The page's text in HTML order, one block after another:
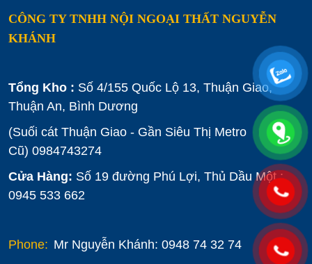
CÔNG TY TNHH NỘI NGOẠI THẤT NGUYỄN
KHÁNH
Tổng Kho : Số 4/155 Quốc Lộ 13, Thuận Giao,
Thuận An, Bình Dương
(Suối cát Thuận Giao - Gần Siêu Thị Metro
Cũ) 0984743274
Cửa Hàng: Số 19 đường Phú Lợi, Thủ Dầu Một :
0945 533 662
Phone: Mr Nguyễn Khánh: 0948 74 32 74